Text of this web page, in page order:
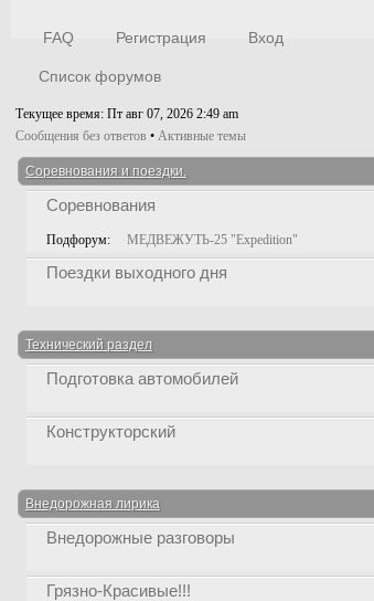
FAQ Регистрация Вход
Список форумов
Текущее время: Пт авг 07, 2026 2:49 am
Сообщения без ответов • Активные темы
Соревнования и поездки.
Соревнования
Подфорум: МЕДВЕЖУТЬ-25 "Expedition"
Поездки выходного дня
Технический раздел
Подготовка автомобилей
Конструкторский
Внедорожная лирика
Внедорожные разговоры
Грязно-Красивые!!!